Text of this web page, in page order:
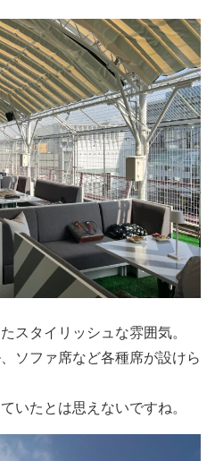
スタイリッシュな雰囲気。
ソファ席など各種席が設けら
いたとは思えないですね。